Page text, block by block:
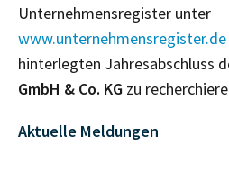
Unternehmensregister unter
www.unternehmensregister.de
hinterlegten Jahresabschluss
GmbH & Co. KG zu
Aktuelle Meldungen